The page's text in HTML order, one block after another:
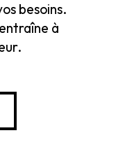
besoins.
à